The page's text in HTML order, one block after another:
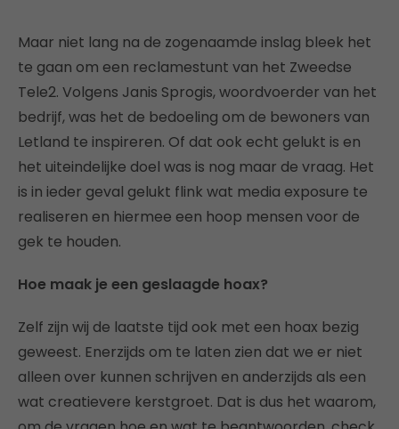
Maar niet lang na de zogenaamde inslag bleek het
te gaan om een reclamestunt van het Zweedse
Tele2. Volgens Janis Sprogis, woordvoerder van het
bedrijf, was het de bedoeling om de bewoners van
Letland te inspireren. Of dat ook echt gelukt is en
het uiteindelijke doel was is nog maar de vraag. Het
is in ieder geval gelukt flink wat media exposure te
realiseren en hiermee een hoop mensen voor de
gek te houden.
Hoe maak je een geslaagde hoax?
Zelf zijn wij de laatste tijd ook met een hoax bezig
geweest. Enerzijds om te laten zien dat we er niet
alleen over kunnen schrijven en anderzijds als een
wat creatievere kerstgroet. Dat is dus het waarom,